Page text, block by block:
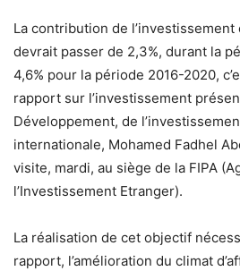
La contribution de l’investissement
devrait passer de 2,3%, durant la
4,6% pour la période 2016-2020,
rapport sur l’investissement
Développement, de
internationale, Mohamed Fadhel
visite, mardi, au siège de la FIPA
l’Investissement Etranger).
La réalisation de cet objectif
rapport, l’amélioration du climat